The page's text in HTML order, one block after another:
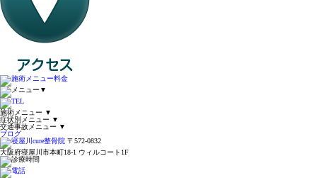
▼
施術メニュー ▼
症状別メニュー ▼
交通事故メニュー ▼
ブログ
〒572-0832
大阪府寝屋川市本町18-1 ウィルコート1F